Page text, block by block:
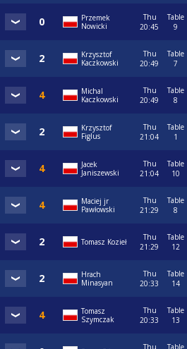
Przemek
Nowicki
Thu
20:45
Table
9
Krzysztof
Kaczkowski
Thu
20:49
Table
7
Michal
Kaczkowski
Thu
20:49
Table
8
Krzysztof
Figlus
Thu
21:04
Table
1
Jacek
Janiszewski
Thu
21:04
Table
10
Maciej jr
Pawłowski
Thu
21:29
Table
8
Tomasz Kozieł
Thu
21:29
Table
12
Hrach
Minasyan
Thu
20:33
Table
14
Tomasz
Szymczak
Thu
20:33
Table
13